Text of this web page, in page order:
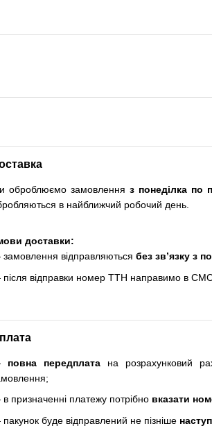
оброблюємо замовленняз понеділка по
в найближчий робочий день.
доставки:
відправляютьсябез зв’язку з
відправки номер ТТН направимо в СМС
повна передплата на розрахунковий
призначенні платежу потрібно вказати
буде відправлений не пізніше